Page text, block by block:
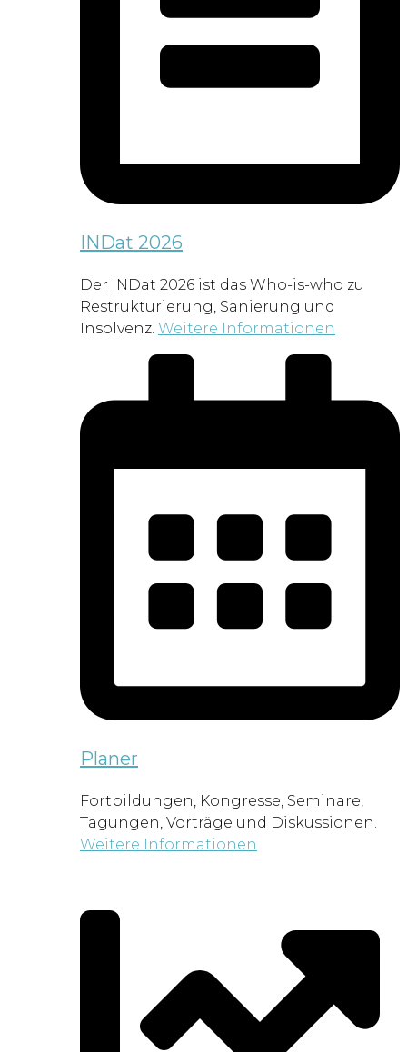
INDat 2026
Der INDat 2026 ist das Who-is-who zu
Restrukturierung, Sanierung und
Insolvenz. Weitere Informationen
Planer
Fortbildungen, Kongresse, Seminare,
Tagungen, Vorträge und Diskussionen.
Weitere Informationen